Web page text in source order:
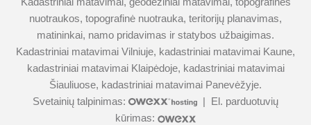
nuotraukos, topografinė nuotrauka, teritorijų planavimas,
matininkai, namo pridavimas ir statybos užbaigimas.
Kadastriniai matavimai Vilniuje, kadastriniai matavimai Kaune,
kadastriniai matavimai Klaipėdoje, kadastriniai matavimai
Šiauliuose, kadastriniai matavimai Panevėžyje.
Svetainių talpinimas:
| El. parduotuvių
kūrimas: